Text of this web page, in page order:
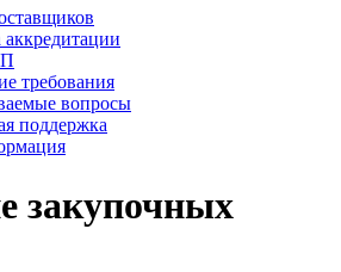
требования
вопросы
поддержка
закупочных